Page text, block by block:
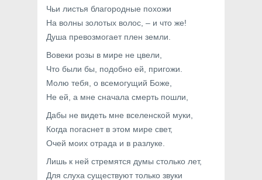
Чьи листья благородные похожи
На волны золотых волос, – и что же!
Душа превозмогает плен земли.
Вовеки розы в мире не цвели,
Что были бы, подобно ей, пригожи.
Молю тебя, о всемогущий Боже,
Не ей, а мне сначала смерть пошли,
Дабы не видеть мне вселенской муки,
Когда погаснет в этом мире свет,
Очей моих отрада и в разлуке.
Лишь к ней стремятся думы столько лет,
Для слуха существуют только звуки